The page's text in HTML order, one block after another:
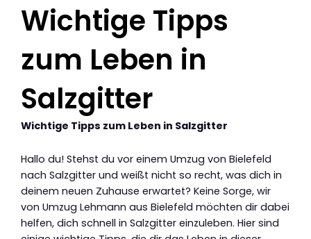
Wichtige Tipps
zum Leben in
Salzgitter
Wichtige Tipps zum Leben in Salzgitter
Hallo du! Stehst du vor einem Umzug von Bielefeld
nach Salzgitter und weißt nicht so recht, was dich in
deinem neuen Zuhause erwartet? Keine Sorge, wir
von Umzug Lehmann aus Bielefeld möchten dir dabei
helfen, dich schnell in Salzgitter einzuleben. Hier sind